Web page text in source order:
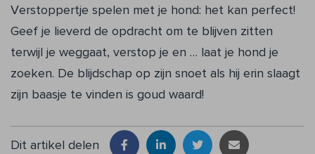
Verstoppertje spelen met je hond: het kan perfect!
Geef je lieverd de opdracht om te blijven zitten
terwijl je weggaat, verstop je en … laat je hond je
zoeken. De blijdschap op zijn snoet als hij erin slaagt
zijn baasje te vinden is goud waard!
Dit artikel delen